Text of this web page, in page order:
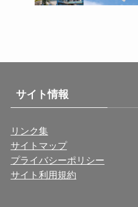
サイト情報
リンク集
サイトマップ
プライバシーポリシー
サイト利用規約